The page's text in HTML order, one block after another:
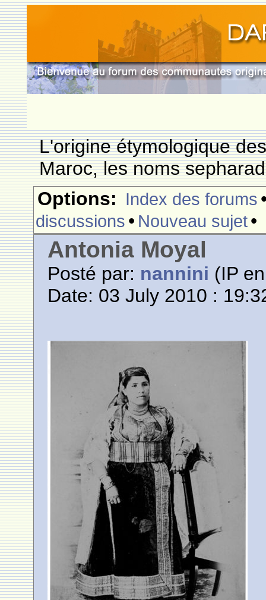
L'origine étymologique
Maroc, les noms
Options: Index des forums
discussions • Nouveau sujet•
Antonia Moyal
Posté par: nannini (IP
Date: 03 July 2010 :